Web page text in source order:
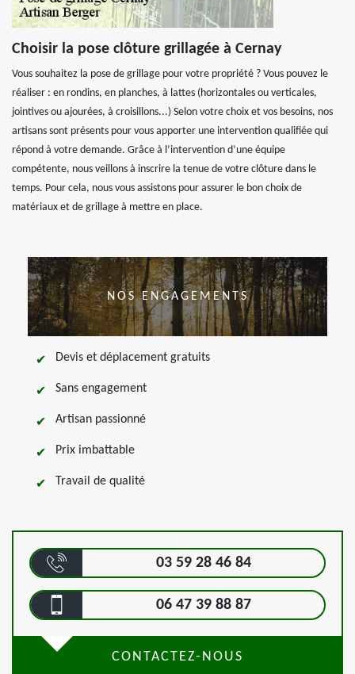
Choisir la pose clôture grillagée à Cernay
Vous souhaitez la pose de grillage pour votre propriété ? Vous pouvez le
réaliser : en rondins, en planches, à lattes (horizontales ou verticales,
jointives ou ajourées, à croisillons...) Selon votre choix et vos besoins, nos
artisans sont présents pour vous apporter une intervention qualifiée qui
répond à votre demande. Grâce à l’intervention d’une équipe
compétente, nous veillons à inscrire la tenue de votre clôture dans le
temps. Pour cela, nous vous assistons pour assurer le bon choix de
matériaux et de grillage à mettre en place.
NOS ENGAGEMENTS
Devis et déplacement gratuits
Sans engagement
Artisan passionné
Prix imbattable
Travail de qualité
03 59 28 46 84
06 47 39 88 87
CONTACTEZ-NOUS